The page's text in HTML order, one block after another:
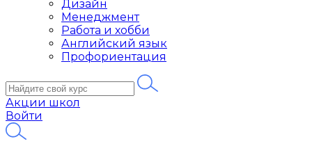
Дизайн
Менеджмент
Работа и хобби
Английский язык
Профориентация
Акции школ
Войти